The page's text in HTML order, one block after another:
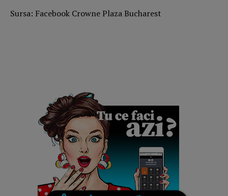
Sursa: Facebook Crowne Plaza Bucharest